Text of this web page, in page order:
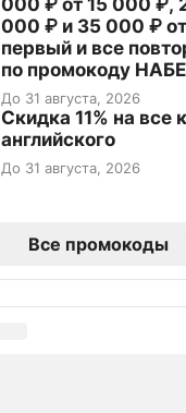
000 ₽ от 15 000 ₽,
000 ₽ и 35 000 ₽
первый и все
по промокоду
До 31 августа, 2026
Скидка 11% на все
английского
До 31 августа, 2026
Все промокоды